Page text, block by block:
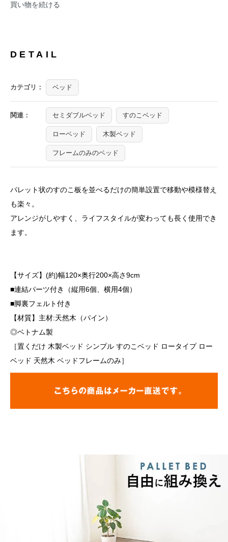
買い物を続ける
DETAIL
カテゴリ： ベッド
関連： セミダブルベッド すのこベッド
ローベッド 木製ベッド
フレームのみのベッド
パレット状のすのこ板を並べるだけの簡単設置で移動や模様替え
も楽々。
アレンジがしやすく、ライフスタイルが変わっても長く使用でき
ます。
【サイズ】(約)幅120×奥行200×高さ9cm
■連結パーツ付き（縦用6個、横用4個）
■脚裏フェルト付き
【材質】主材:天然木（パイン）
◎ベトナム製
［置くだけ 木製ベッド シンプル すのこベッド ロータイプ ロー
ベッド 天然木 ベッドフレームのみ］